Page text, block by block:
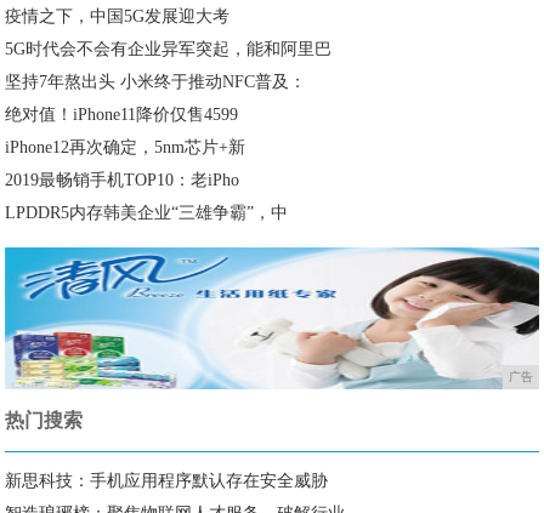
疫情之下，中国5G发展迎大考
5G时代会不会有企业异军突起，能和阿里巴
坚持7年熬出头 小米终于推动NFC普及：
绝对值！iPhone11降价仅售4599
iPhone12再次确定，5nm芯片+新
2019最畅销手机TOP10：老iPho
LPDDR5内存韩美企业“三雄争霸”，中
广告
热门搜索
新思科技：手机应用程序默认存在安全威胁